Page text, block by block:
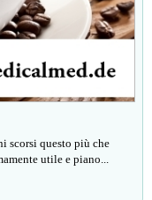
scorsi questo più che
utile e piano...